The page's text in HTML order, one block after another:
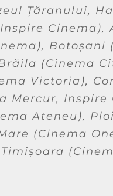
Țăranului,
Inspire Cinema),
), Botoșani
(Cinema
Victoria),
Mercur, Inspire
Ateneu ),
(Cinema
(